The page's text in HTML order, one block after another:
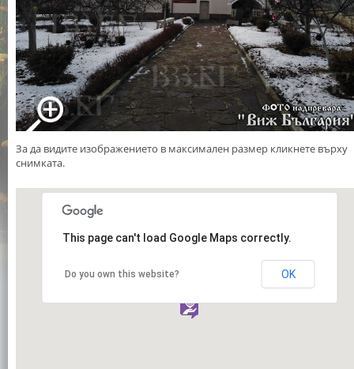
За да видите изображението в максимален размер кликнете върху
снимката.
This page can't load Google Maps correctly.
Do you own this website? OK